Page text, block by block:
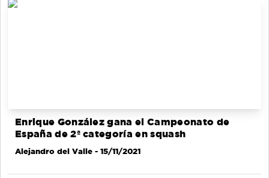
Enrique González gana el Campeonato de
España de 2ª categoría en squash
Alejandro del Valle - 15/11/2021